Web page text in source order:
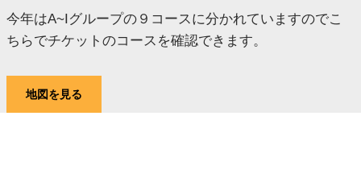
今年はA~Iグループの９コースに分かれていますのでこ
ちらでチケットのコースを確認できます。
地図を見る